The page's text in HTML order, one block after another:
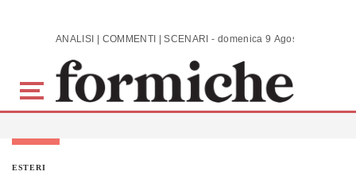
Skip to main content ANALISI | COMMENTI | SCENARI - domenica 9 Agosto 2026
ESTERI